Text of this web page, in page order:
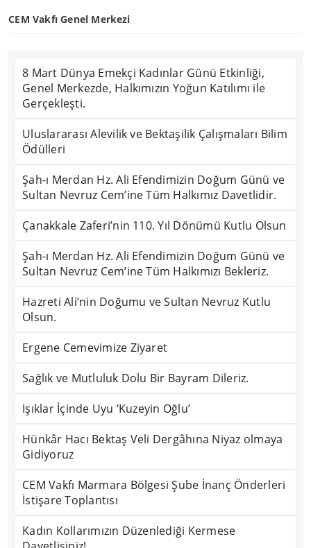
CEM Vakfı Genel Merkezi
8 Mart Dünya Emekçi Kadınlar Günü Etkinliği,
Genel Merkezde, Halkımızın Yoğun Katılımı ile
Gerçekleşti.
Uluslararası Alevilik ve Bektaşilik Çalışmaları Bilim
Ödülleri
Şah-ı Merdan Hz. Ali Efendimizin Doğum Günü ve
Sultan Nevruz Cem’ine Tüm Halkımız Davetlidir.
Çanakkale Zaferi’nin 110. Yıl Dönümü Kutlu Olsun
Şah-ı Merdan Hz. Ali Efendimizin Doğum Günü ve
Sultan Nevruz Cem’ine Tüm Halkımızı Bekleriz.
Hazreti Ali’nin Doğumu ve Sultan Nevruz Kutlu
Olsun.
Ergene Cemevimize Ziyaret
Sağlık ve Mutluluk Dolu Bir Bayram Dileriz.
Işıklar İçinde Uyu ‘Kuzeyin Oğlu’
Hünkâr Hacı Bektaş Veli Dergâhına Niyaz olmaya
Gidiyoruz
CEM Vakfı Marmara Bölgesi Şube İnanç Önderleri
İstişare Toplantısı
Kadın Kollarımızın Düzenlediği Kermese